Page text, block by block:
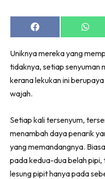
Share
on
Share
on
Uniknya mereka yang
tidaknya, setiap senyuman
kerana lekukan ini
wajah.
Setiap kali tersenyum,
menambah daya penarik
yang memandangnya.
pada kedua-dua belah
lesung pipit hanya pada